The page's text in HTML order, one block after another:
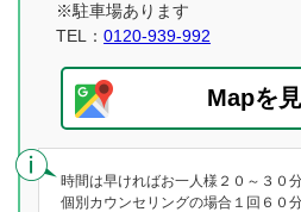
※駐車場あります
TEL： 0120-939-992
Mapを
時間は早ければお一人様２０～３０
個別カウンセリングの場合１回６０